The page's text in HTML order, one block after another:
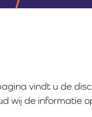
vindt u de
wij de informatie